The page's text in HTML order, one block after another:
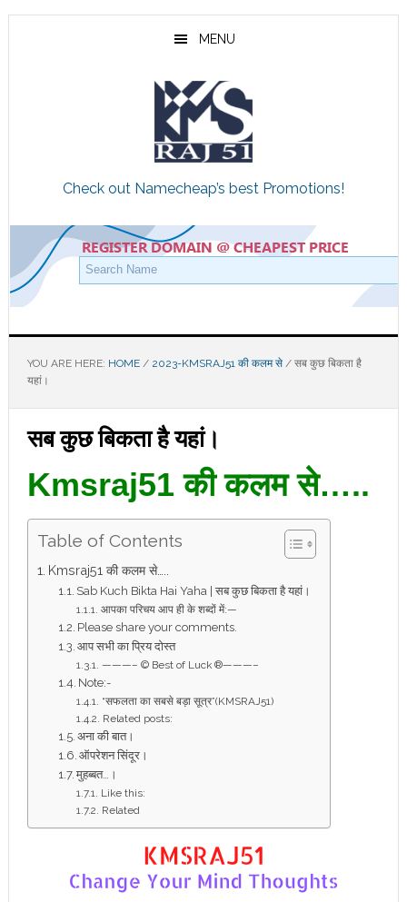
Skip
Skip
Skip
MENU
Check out Namecheap’s best Promotions!
YOU ARE HERE: HOME / 2023-KMSRAJ51 की कलम से /सब कुछ बिकता है
यहां।
सब कुछ बिकता है यहां।
Kmsraj51 की कलम से…..
Table of Contents
Kmsraj51 की कलम से…..
Sab Kuch Bikta Hai Yaha | सब कुछ बिकता है यहां।
आपका परिचय आप ही के शब्दों में:—
Please share your comments.
आप सभी का प्रिय दोस्त
———– © Best of Luck ®———–
Note:-
“सफलता का सबसे बड़ा सूत्र”(KMSRAJ51)
Related posts:
अना की बात।
ऑपरेशन सिंदूर।
मुहब्बत…।
Like this:
Related